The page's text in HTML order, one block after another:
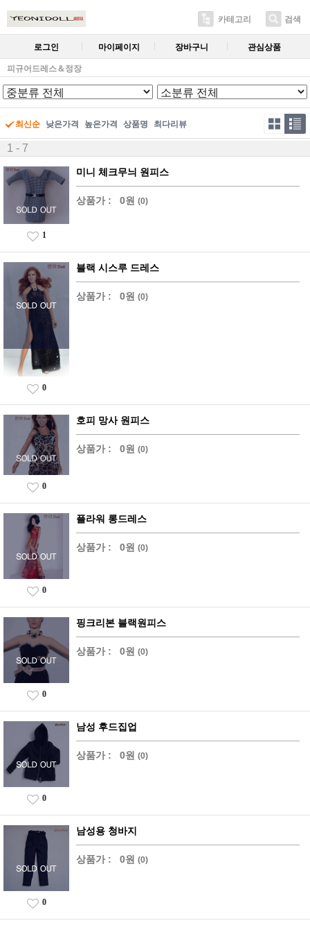
카테고리 검색
로그인 마이페이지 장바구니 관심상품
피규어드레스＆정장
최신순 낮은가격 높은가격 상품명 최다리뷰
1 - 7
미니 체크무늬 원피스
상품가 : 0원 (0)
1
블랙 시스루 드레스
상품가 : 0원 (0)
0
호피 망사 원피스
상품가 : 0원 (0)
0
플라워 롱드레스
상품가 : 0원 (0)
0
핑크리본 블랙원피스
상품가 : 0원 (0)
0
남성 후드집업
상품가 : 0원 (0)
0
남성용 청바지
상품가 : 0원 (0)
0